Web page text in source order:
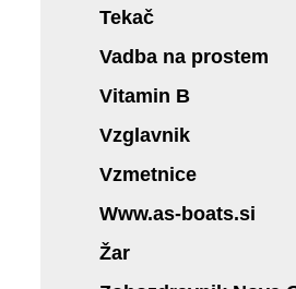
Tekač
Vadba na prostem
Vitamin B
Vzglavnik
Vzmetnice
Www.as-boats.si
Žar